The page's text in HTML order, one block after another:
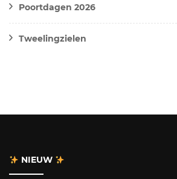
Poortdagen 2026
Tweelingzielen
NIEUW